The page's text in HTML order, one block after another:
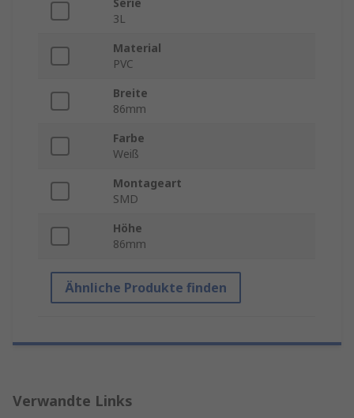
Serie
3L
Material
PVC
Breite
86mm
Farbe
Weiß
Montageart
SMD
Höhe
86mm
Ähnliche Produkte finden
Verwandte Links